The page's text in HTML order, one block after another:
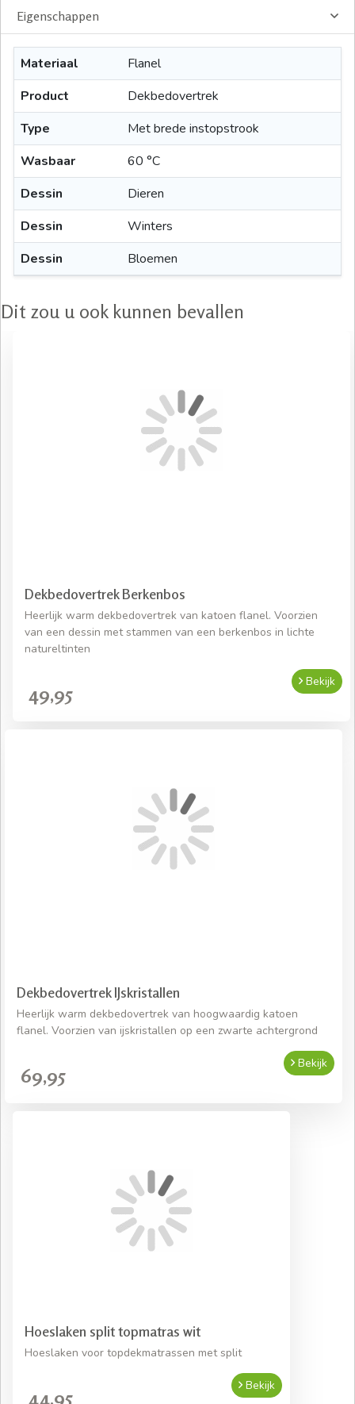
Eigenschappen
Materiaal
Flanel
Product
Dekbedovertrek
Type
Met brede instopstrook
Wasbaar
60 °C
Dessin
Dieren
Dessin
Winters
Dessin
Bloemen
Dit zou u ook kunnen bevallen
Dekbedovertrek Berkenbos
Heerlijk warm dekbedovertrek van katoen flanel. Voorzien
van een dessin met stammen van een berkenbos in lichte
natureltinten
49,95
Bekijk
Dekbedovertrek IJskristallen
Heerlijk warm dekbedovertrek van hoogwaardig katoen
flanel. Voorzien van ijskristallen op een zwarte achtergrond
69,95
Bekijk
Hoeslaken split topmatras wit
Hoeslaken voor topdekmatrassen met split
44,95
Bekijk